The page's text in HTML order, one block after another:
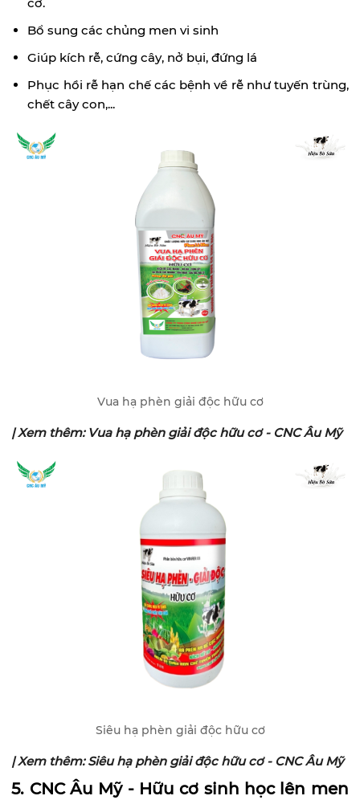
Bổ sung các chủng men vi sinh
Giúp kích rễ, cứng cây, nở bụi, đứng lá
Phục hồi rễ hạn chế các bệnh về rễ như tuyến trùng,
chết cây con,...
Vua hạ phèn giải độc hữu cơ
| Xem thêm: Vua hạ phèn giải độc hữu cơ - CNC Âu Mỹ
Siêu hạ phèn giải độc hữu cơ
| Xem thêm:Siêu hạ phèn giải độc hữu cơ - CNC Âu Mỹ
5. CNC Âu Mỹ - Hữu cơ sinh học lên men